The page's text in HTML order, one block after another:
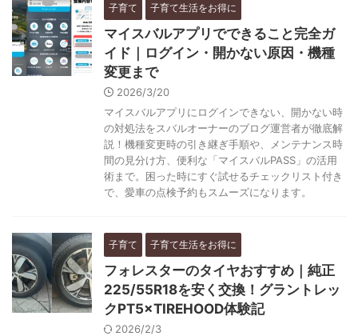
子育て 子育て生活をお得に
マイスバルアプリでできること完全ガ
イド｜ログイン・開かない原因・機種
変更まで
2026/3/20
マイスバルアプリにログインできない、開かない時
の対処法をスバルオーナーのブログ運営者が徹底解
説！機種変更時の引き継ぎ手順や、メンテナンス時
間の見分け方、便利な「マイスバルPASS」の活用
術まで。困った時にすぐ試せるチェックリスト付き
で、愛車の点検予約もスムーズになります。
子育て 子育て生活をお得に
フォレスターのタイヤおすすめ｜純正
225/55R18を安く交換！グラントレッ
クPT5×TIREHOOD体験記
2026/2/3